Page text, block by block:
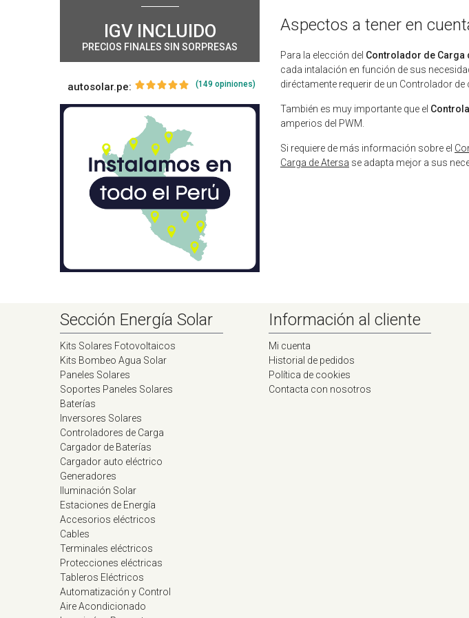
IGV INCLUIDO
PRECIOS FINALES SIN SORPRESAS
autosolar.pe: (149 opiniones)
Aspectos a tener en
Para la elección del Controlador de Carga
cada intalación en función de sus
diréctamente requerir de un Controlador
También es muy importante que el
amperios del PWM.
Si requiere de más información sobre el
Carga de Atersa se adapta mejor a sus
Sección Energía Solar
Kits Solares Fotovoltaicos
Kits Bombeo Agua Solar
Paneles Solares
Soportes Paneles Solares
Baterías
Inversores Solares
Controladores de Carga
Cargador de Baterías
Cargador auto eléctrico
Generadores
Iluminación Solar
Estaciones de Energía
Accesorios eléctricos
Cables
Terminales eléctricos
Protecciones eléctricas
Tableros Eléctricos
Automatización y Control
Aire Acondicionado
Información al cliente
Mi cuenta
Historial de pedidos
Política de cookies
Contacta con nosotros